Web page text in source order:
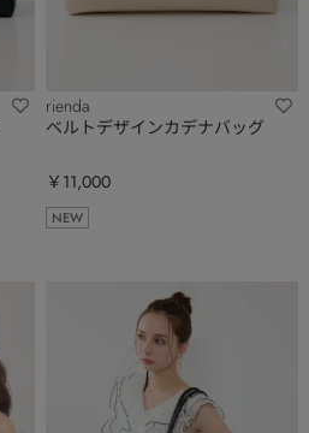
rienda
ベルトデザインカデナバッグ
￥11,000
NEW